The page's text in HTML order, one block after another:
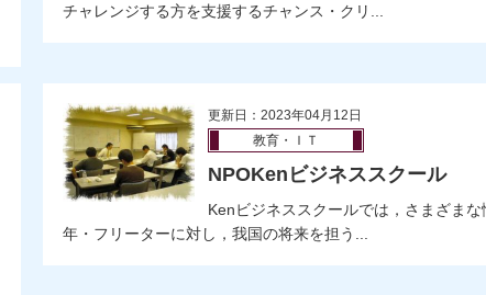
チャレンジする方を支援するチャンス・クリ...
更新日：2023年04月12日
教育・ＩＴ
NPOKenビジネススクール
Kenビジネススクールでは，さまざま
年・フリーターに対し，我国の将来を担う...